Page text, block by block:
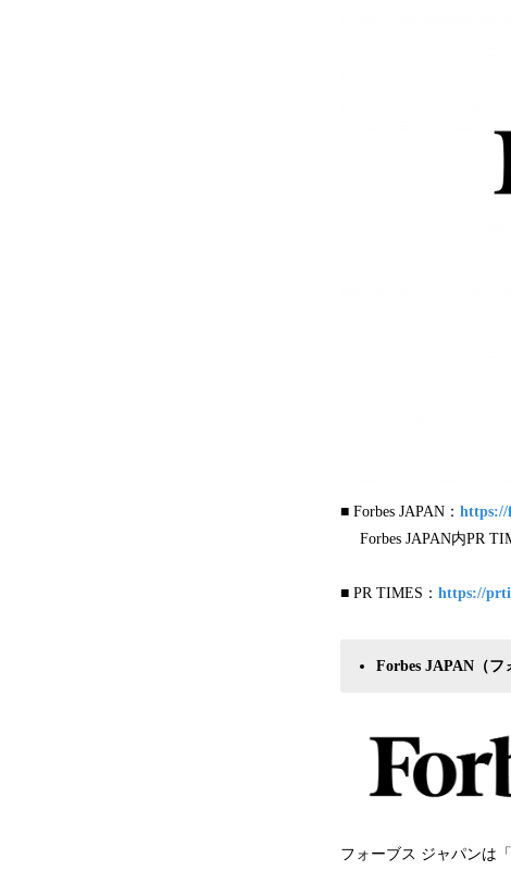
■ Forbes JAPAN： https://
Forbes JAPAN内PR
■ PR TIMES： https://
Forbes JAPAN （
フォーブス ジャパンは